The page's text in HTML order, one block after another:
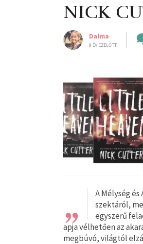
NICK
Dalma
9 ÉV EZELŐTT
„
A Mélység
szektáról,
egyszerű
apja vélhetően az
megbúvó, világtól